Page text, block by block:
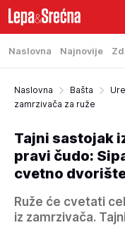
Naslovna Najnovije
Naslovna Bašta
zamrzivača za ruže
Tajni sastojak
pravi čudo:
cvetno
Ruže će cvetati
iz zamrzivača.